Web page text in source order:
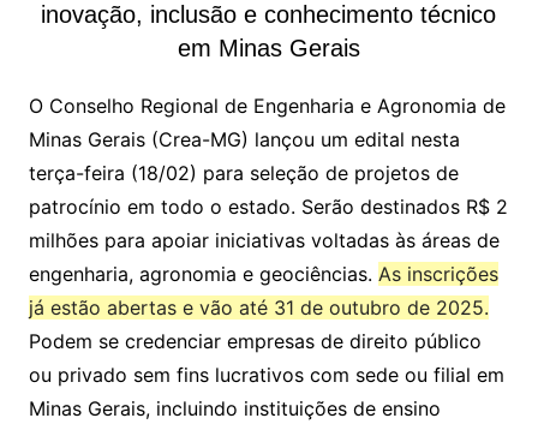
inovação, inclusão e conhecimento técnico
em Minas Gerais
O Conselho Regional de Engenharia e Agronomia de
Minas Gerais (Crea-MG) lançou um edital nesta
terça-feira (18/02) para seleção de projetos de
patrocínio em todo o estado. Serão destinados R$ 2
milhões para apoiar iniciativas voltadas às áreas de
engenharia, agronomia e geociências. As inscrições
já estão abertas e vão até 31 de outubro de 2025.
Podem se credenciar empresas de direito público
ou privado sem fins lucrativos com sede ou filial em
Minas Gerais, incluindo instituições de ensino